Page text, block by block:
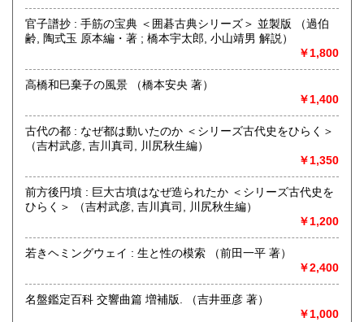
出張買取、宅急便買取致します。まずはご一報下さい。持込
の場合は必ずあらかじめご連絡下さい。
哲学宗教、歴史、社会科学、自然科学、美術工芸、趣味、古
書一般（その他）
官子譜抄 : 手筋の宝典 ＜囲碁古典シリーズ＞ 並製版 （過伯
齢, 陶式玉 原本編・著 ; 橋本宇太郎, 小山靖男 解説）
￥1,800
高橋和巳棄子の風景 （橋本安央 著）
￥1,400
古代の都 : なぜ都は動いたのか ＜シリーズ古代史をひらく＞
（吉村武彦, 吉川真司, 川尻秋生編）
￥1,350
前方後円墳 : 巨大古墳はなぜ造られたか ＜シリーズ古代史を
ひらく＞ （吉村武彦, 吉川真司, 川尻秋生編）
￥1,200
若きヘミングウェイ : 生と性の模索 （前田一平 著）
￥2,400
名盤鑑定百科 交響曲篇 増補版. （吉井亜彦 著）
￥1,000